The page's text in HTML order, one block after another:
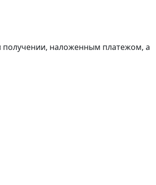
получении, наложенным платежом, а